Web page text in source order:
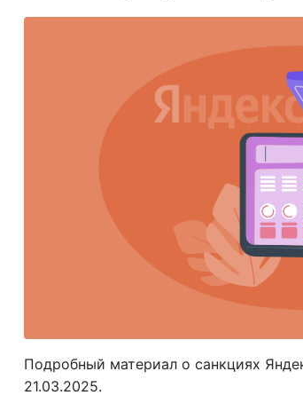
Подробный материал о санкциях
21.03.2025.